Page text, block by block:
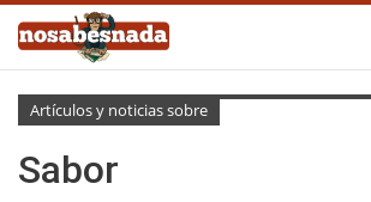
Artículos y noticias sobre
Sabor